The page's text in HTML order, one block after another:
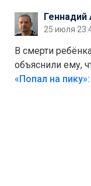
25 июля
В смерти
объяснили ему,
Лезть через